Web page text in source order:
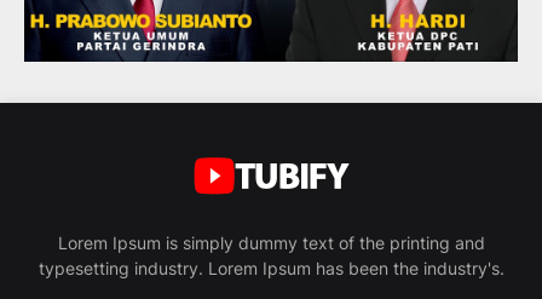
Lorem Ipsum is simply dummy text of the printing and
typesetting industry. Lorem Ipsum has been the industry's.